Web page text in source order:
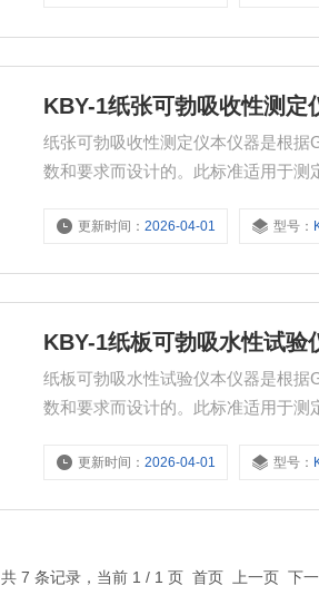
KBY-1纸张可勃吸收性测定
纸张可勃吸收性测定仪本仪器是根据
数和要求而设计的。此标准适用于测
更新时间：2026-04-01 型号：
KBY-1纸板可勃吸水性试验
纸板可勃吸水性试验仪本仪器是根据
数和要求而设计的。此标准适用于测
更新时间：2026-04-01 型号：
共 7 条记录，当前 1 / 1 页 首页 上一页 下